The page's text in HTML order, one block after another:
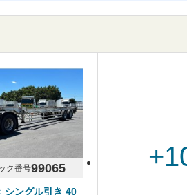
ク番号99065
シングル引き 40